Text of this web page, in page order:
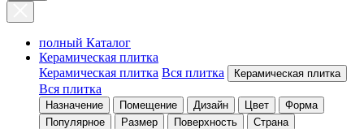
полный Каталог
Керамическая плитка
Керамическая плитка Вся плитка Керамическая плитка
Вся плитка
Назначение Помещение Дизайн Цвет
Форма
Популярное
Размер Поверхность Страна